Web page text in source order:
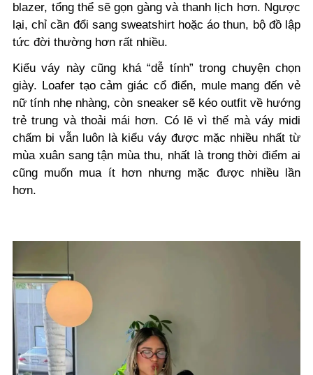
blazer, tổng thể sẽ gọn gàng và thanh lịch hơn. Ngược
lại, chỉ cần đổi sang sweatshirt hoặc áo thun, bộ đồ lập
tức đời thường hơn rất nhiều.
Kiểu váy này cũng khá “dễ tính” trong chuyện chọn
giày. Loafer tạo cảm giác cổ điển, mule mang đến vẻ
nữ tính nhẹ nhàng, còn sneaker sẽ kéo outfit về hướng
trẻ trung và thoải mái hơn. Có lẽ vì thế mà váy midi
chấm bi vẫn luôn là kiểu váy được mặc nhiều nhất từ
mùa xuân sang tận mùa thu, nhất là trong thời điểm ai
cũng muốn mua ít hơn nhưng mặc được nhiều lần
hơn.